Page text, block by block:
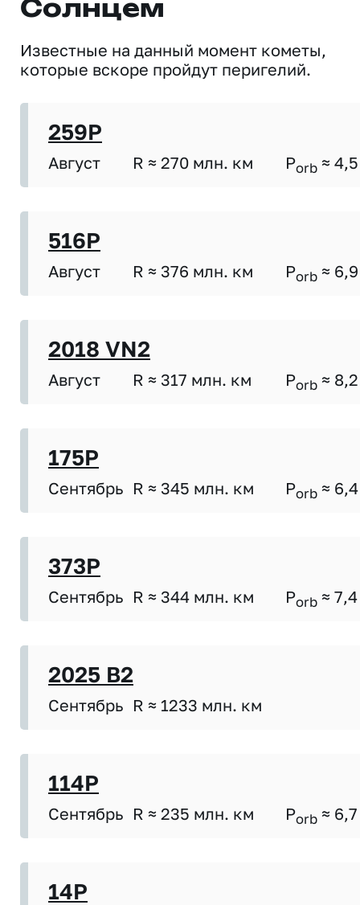
Солнцем
Известные на данный момент кометы,
которые вскоре пройдут перигелий.
259P
Август R ≈ 270 млн. км Porb ≈ 4,5
516P
Август R ≈ 376 млн. км Porb ≈ 6,9
2018 VN2
Август R ≈ 317 млн. км Porb ≈ 8,2
175P
Сентябрь R ≈ 345 млн. км Porb ≈ 6,4
373P
Сентябрь R ≈ 344 млн. км Porb ≈ 7,4
2025 B2
Сентябрь R ≈ 1233 млн. км
114P
Сентябрь R ≈ 235 млн. км Porb ≈ 6,7
14P